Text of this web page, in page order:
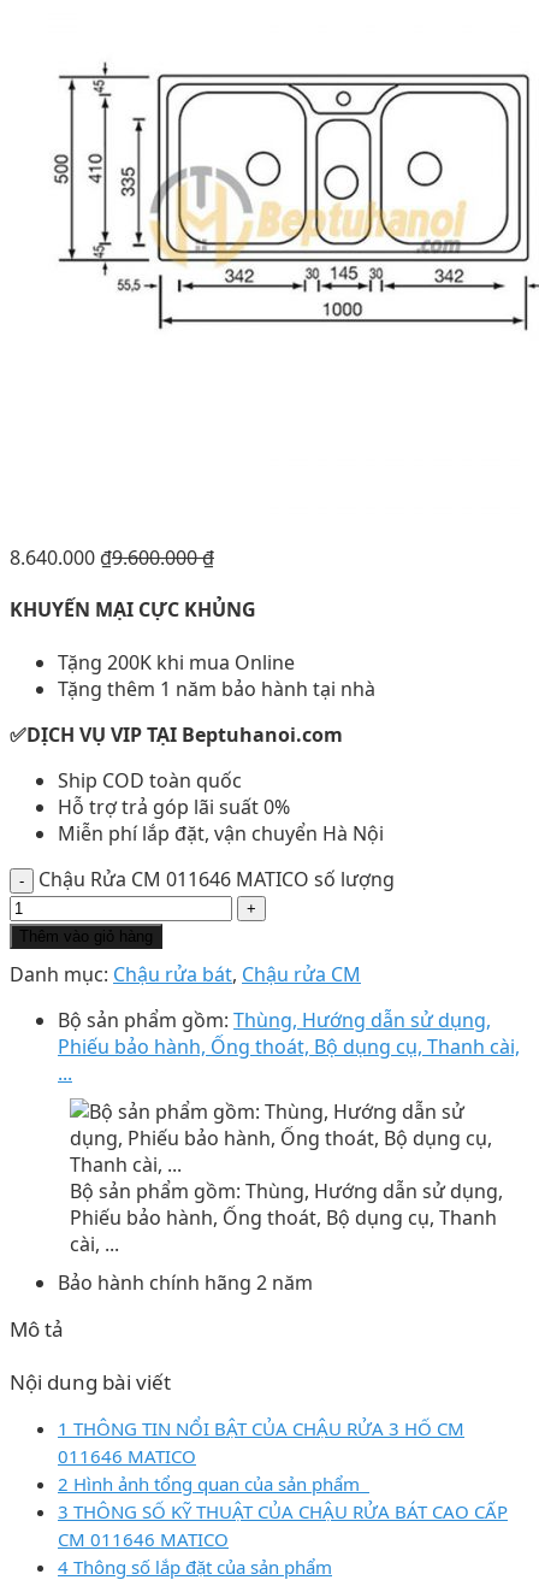
8.640.000 ₫9.600.000₫
KHUYẾN MẠI CỰC KHỦNG
Tặng 200K khi mua Online
Tặng thêm 1 năm bảo hành tại nhà
✅DỊCH VỤ VIP TẠI Beptuhanoi.com
Ship COD toàn quốc
Hỗ trợ trả góp lãi suất 0%
Miễn phí lắp đặt, vận chuyển Hà Nội
Chậu Rửa CM 011646 MATICO số lượng
Thêm vào giỏ hàng
Danh mục: Chậu rửa bát, Chậu rửa CM
Bộ sản phẩm gồm: Thùng, Hướng dẫn sử dụng,
Phiếu bảo hành, Ống thoát, Bộ dụng cụ, Thanh cài,
...
Bộ sản phẩm gồm: Thùng, Hướng dẫn sử dụng,
Phiếu bảo hành, Ống thoát, Bộ dụng cụ, Thanh
cài, ...
Bảo hành chính hãng 2 năm
Mô tả
Nội dung bài viết
1 THÔNG TIN NỔI BẬT CỦA CHẬU RỬA 3 HỐ CM
011646 MATICO
2 Hình ảnh tổng quan của sản phẩm
3 THÔNG SỐ KỸ THUẬT CỦA CHẬU RỬA BÁT CAO CẤP
CM 011646 MATICO
4 Thông số lắp đặt của sản phẩm